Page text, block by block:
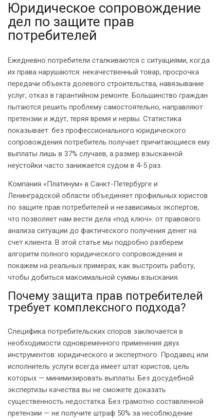
Юридическое сопровождение
дел по защите прав
потребителей
Ежедневно потребители сталкиваются с ситуациями, когда
их права нарушаются: некачественный товар, просрочка
передачи объекта долевого строительства, навязывание
услуг, отказ в гарантийном ремонте. Большинство граждан
пытаются решить проблему самостоятельно, направляют
претензии и ждут, теряя время и нервы. Статистика
показывает: без профессионального юридического
сопровождения потребитель получает причитающиеся ему
выплаты лишь в 37% случаев, а размер взысканной
неустойки часто занижается судом в 4-5 раз.
Компания «Платинум» в Санкт-Петербурге и
Ленинградской области объединяет профильных юристов
по защите прав потребителей и независимых экспертов,
что позволяет нам вести дела «под ключ»: от правового
анализа ситуации до фактического получения денег на
счет клиента. В этой статье мы подробно разберем
алгоритм полного юридического сопровождения и
покажем на реальных примерах, как выстроить работу,
чтобы добиться максимальной суммы взыскания.
Почему защита прав потребителей
требует комплексного подхода?
Специфика потребительских споров заключается в
необходимости одновременного применения двух
инструментов: юридического и экспертного. Продавец или
исполнитель услуги всегда имеет штат юристов, цель
которых — минимизировать выплаты. Без досудебной
экспертизы качества вы не сможете доказать
существенность недостатка. Без грамотно составленной
претензии — не получите штраф 50% за несоблюдение